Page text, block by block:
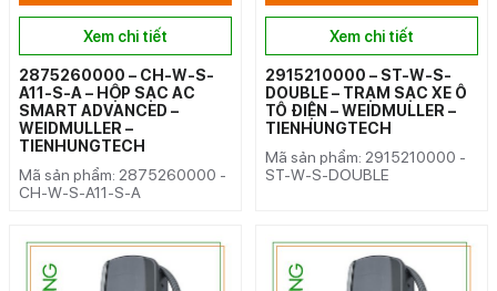
Xem chi tiết
2875260000 – CH-W-S-
A11-S-A – HỘP SẠC AC
SMART ADVANCED –
WEIDMULLER –
TIENHUNGTECH
Mã sản phẩm: 2875260000 -
CH-W-S-A11-S-A
Xem chi tiết
2915210000 – ST-W-S-
DOUBLE – TRẠM SẠC XE Ô
TÔ ĐIỆN – WEIDMULLER –
TIENHUNGTECH
Mã sản phẩm: 2915210000 -
ST-W-S-DOUBLE